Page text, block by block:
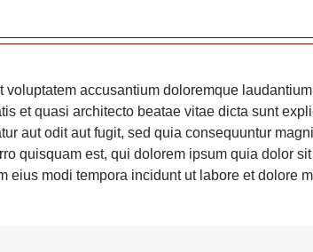
accusantium doloremque
et quasi architecto beatae vitae dicta sunt
aut odit aut fugit, sed quia consequuntur
quisquam est, qui dolorem ipsum quia dolor sit
eius modi tempora incidunt ut labore et dolore